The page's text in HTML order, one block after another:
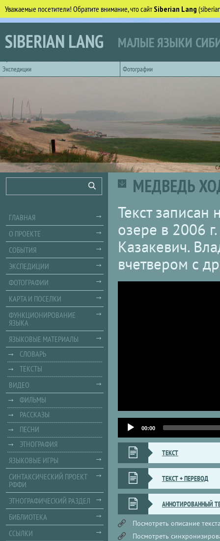
Уважаемые посетители! Обратите внимание, что сайтSiberian Lang
Перейти к основному содержанию
SIBERIAN LANG МАЛЫЕ ЯЗЫКИ
Экспедиции
Фотографии
МЕДВЕДЬ
Текст
озере в 2006
Казакевич.
вчетвером с
Audio
Player
00:00
ТЕКСТ
ТЕКСТ + ПЕРЕВОД
АННОТИРОВАННЫЙ
Посмотреть описание
Посмотреть
Поиск
ГЛАВНАЯ
О ПРОЕКТЕ
СОБЫТИЯ
ЭКСПЕДИЦИИ
ФОТОГРАФИИ
КАРТА И ПОСЕЛКИ
ФУНКЦИОНИРОВАНИЕ
ЯЗЫКА
ЯЗЫКОВЫЕ МАТЕРИАЛЫ
СЛОВАРЬ
ТЕКСТЫ
ВИДЕО
ФИЛЬМЫ
РАССКАЗЫ
ПЕСНИ
ЭТНОГРАФИЯ
ЯЗЫКОВЫЕ ИГРЫ
СИНТАКСИЧЕСКИЙ ПРОЕКТ
РФФИ
ЭТНОГРАФИЧЕСКИЙ РАЗДЕЛ
БИБЛИОТЕКА
ССЫЛКИ